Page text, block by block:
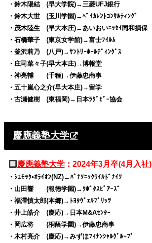
・鈴木陽結 (早大学院)→三菱UFJ銀行
・鈴木大世 (玉川学園)→ﾍﾞｲｶﾚﾝﾄｺﾝｻﾙﾃｨﾝｸﾞ
・茂木陸生 (早大本庄)→あいおいﾆｯｾｲ同和損保
・石橋華子 (東京女学館)→富士ﾌｲﾙﾑ
・釜沢莉乃 (八戸)→ｻﾝﾄﾘｰﾎｰﾙﾃﾞｨﾝｸﾞｽ
・庄司菜々子(早大本庄)→博報堂
・神亮輔 (千種)→伊藤忠商事
・五十嵐心之介(早大本庄)→留学
・古瀬健樹 (東福岡)→日本ﾗｸﾞﾋﾞｰ協会
慶應義塾大学
慶應義塾大学：2024年3月卒(4月入社)
・ｼｭﾓｯｸ•ｵﾗｲｵﾝ(NZ)→ﾊﾟﾅｿﾆｯｸﾜｲﾙﾄﾞﾅｲﾂ
・山田響 (報徳学園)→ｸﾎﾞﾀｽﾋﾟｱｰｽﾞ
・福澤慎太郎(本郷)→ﾄﾖﾀｳﾞｪﾙﾌﾞﾘｯﾂ
・井上皓介 (慶応)→日本M&Aｾﾝﾀｰ
・岡広将 (桐蔭学園)→伊藤忠商事
・木村亮介 (慶応)→みずほﾌｨﾅﾝｼｬﾙｸﾞﾙｰﾌﾟ